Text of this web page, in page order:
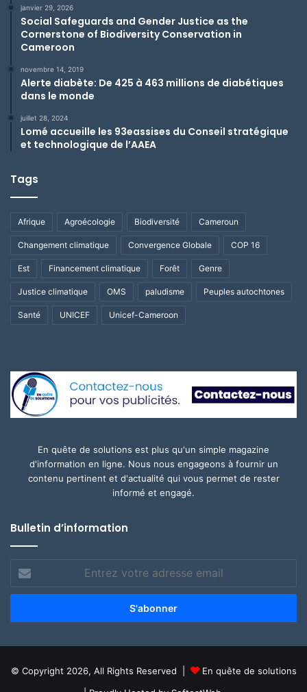
janvier 29, 2026
Social Safeguards and Gender Justice as the
Cornerstone of Biodiversity Conservation in
Cameroon
novembre 14, 2019
Alerte diabète: De 425 à 463 millions de diabétiques
dans le monde
juillet 28, 2024
Lomé accueille les 93eassises du Conseil stratégique
et technologique de l’AAEA
Tags
Afrique Agroécologie Biodiversité Cameroun
Changement climatique Convergence Globale COP 16
Est Financement climatique Forêt Genre
Justice climatique OMS paludisme Peuples autochtones
Santé UNICEF Unicef-Cameroon
En quête de solutions est plus qu'un simple magazine
d'information en ligne. Nous nous engageons à fournir un
contenu pertinent et d'actualité qui vous permet de rester
informé et engagé.
Bulletin d’information
votre
adresse
© Copyright 2026, All Rights Reserved |
En quête de solutions